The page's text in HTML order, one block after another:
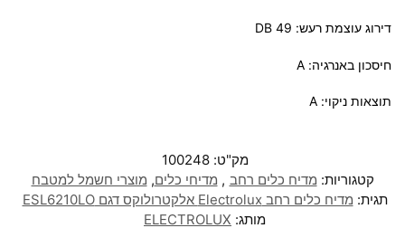
דירוג עוצמת רעש: 49 DB
חיסכון באנרגיה: A
תוצאות ניקוי: A
מק"ט:100248
קטגוריות: מדיח כלים רחב , מדיחי כלים, מוצרי חשמל למטבח
תגית: מדיח כלים ‏רחב Electrolux אלקטרולוקס דגם ESL6210LO
מותג: ELECTROLUX